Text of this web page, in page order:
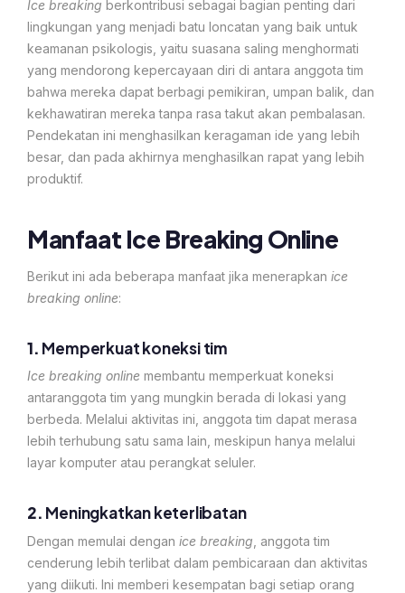
Ice breaking berkontribusi sebagai bagian penting dari
lingkungan yang menjadi batu loncatan yang baik untuk
keamanan psikologis, yaitu suasana saling menghormati
yang mendorong kepercayaan diri di antara anggota tim
bahwa mereka dapat berbagi pemikiran, umpan balik, dan
kekhawatiran mereka tanpa rasa takut akan pembalasan.
Pendekatan ini menghasilkan keragaman ide yang lebih
besar, dan pada akhirnya menghasilkan rapat yang lebih
produktif.
Manfaat Ice Breaking Online
Berikut ini ada beberapa manfaat jika menerapkan ice
breaking online:
1. Memperkuat koneksi tim
Ice breaking online membantu memperkuat koneksi
antaranggota tim yang mungkin berada di lokasi yang
berbeda. Melalui aktivitas ini, anggota tim dapat merasa
lebih terhubung satu sama lain, meskipun hanya melalui
layar komputer atau perangkat seluler.
2. Meningkatkan keterlibatan
Dengan memulai dengan ice breaking , anggota tim
cenderung lebih terlibat dalam pembicaraan dan aktivitas
yang diikuti. Ini memberi kesempatan bagi setiap orang